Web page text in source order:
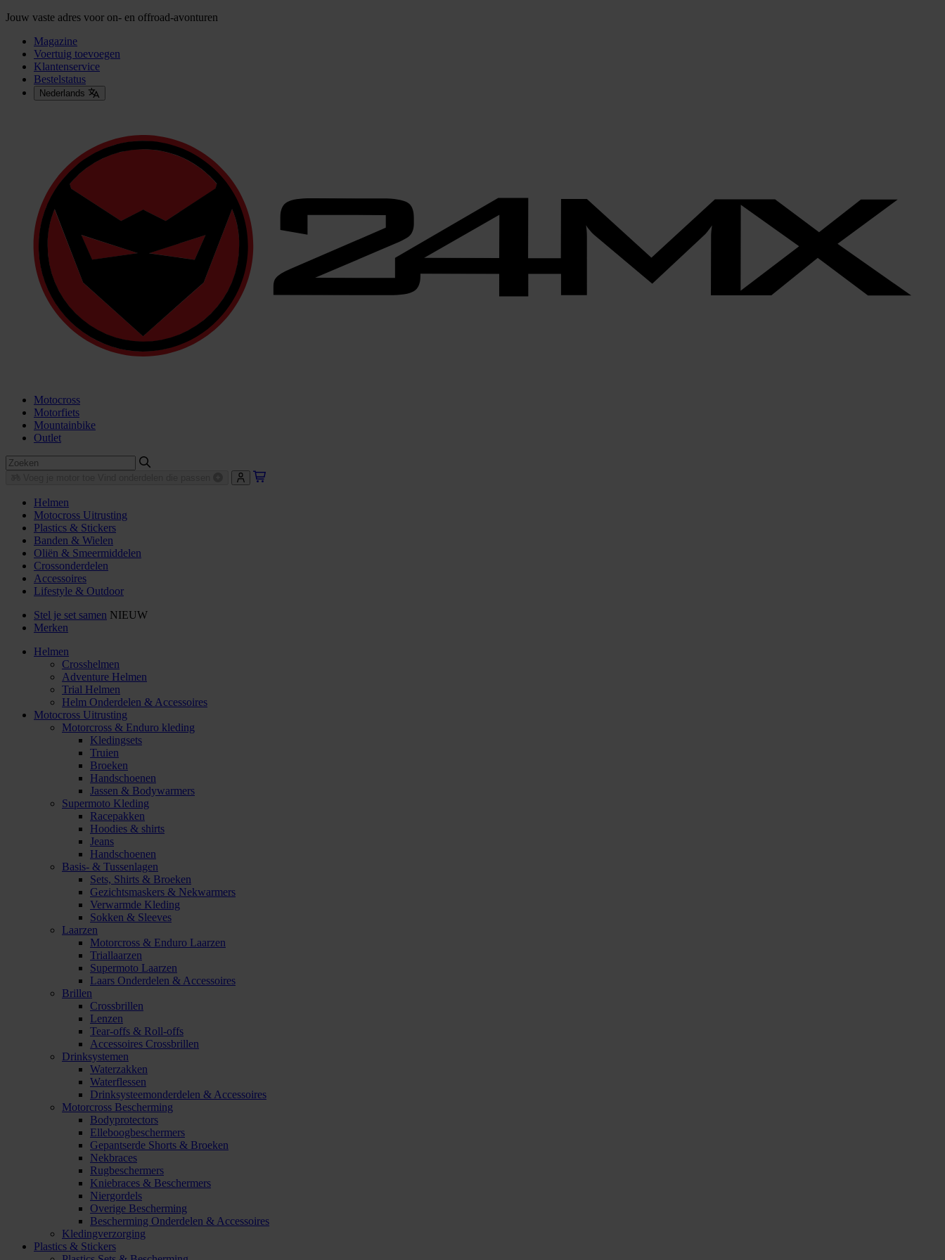
Jouw vaste adres voor on- en offroad-avonturen
Magazine
Voertuig toevoegen
Klantenservice
Bestelstatus
Nederlands
Motocross
Motorfiets
Mountainbike
Outlet
Helmen
Motocross Uitrusting
Plastics & Stickers
Banden & Wielen
Oliën & Smeermiddelen
Crossonderdelen
Accessoires
Lifestyle & Outdoor
Stel je set samen NIEUW
Merken
Helmen
Crosshelmen
Adventure Helmen
Trial Helmen
Helm Onderdelen & Accessoires
Motocross Uitrusting
Motorcross & Enduro kleding
Kledingsets
Truien
Broeken
Handschoenen
Jassen & Bodywarmers
Supermoto Kleding
Racepakken
Hoodies & shirts
Jeans
Handschoenen
Basis- & Tussenlagen
Sets, Shirts & Broeken
Gezichtsmaskers & Nekwarmers
Verwarmde Kleding
Sokken & Sleeves
Laarzen
Motorcross & Enduro Laarzen
Triallaarzen
Supermoto Laarzen
Laars Onderdelen & Accessoires
Brillen
Crossbrillen
Lenzen
Tear-offs & Roll-offs
Accessoires Crossbrillen
Drinksystemen
Waterzakken
Waterflessen
Drinksysteemonderdelen & Accessoires
Motorcross Bescherming
Bodyprotectors
Elleboogbeschermers
Gepantserde Shorts & Broeken
Nekbraces
Rugbeschermers
Kniebraces & Beschermers
Niergordels
Overige Bescherming
Bescherming Onderdelen & Accessoires
Kledingverzorging
Plastics & Stickers